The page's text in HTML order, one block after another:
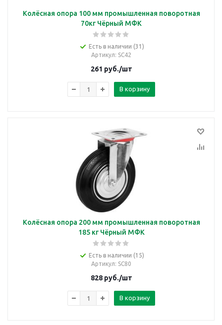
Колёсная опора 100 мм промышленная поворотная
70кг Чёрный МФК
Есть в наличии (31)
Артикул: SC42
261 руб./шт
В корзину
Колёсная опора 200 мм промышленная поворотная
185 кг Чёрный МФК
Есть в наличии (15)
Артикул: SC80
828руб./шт
В корзину